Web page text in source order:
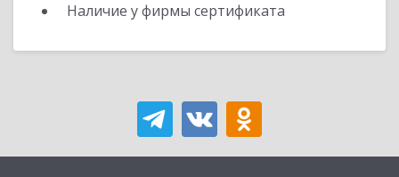
Наличие у фирмы сертификата